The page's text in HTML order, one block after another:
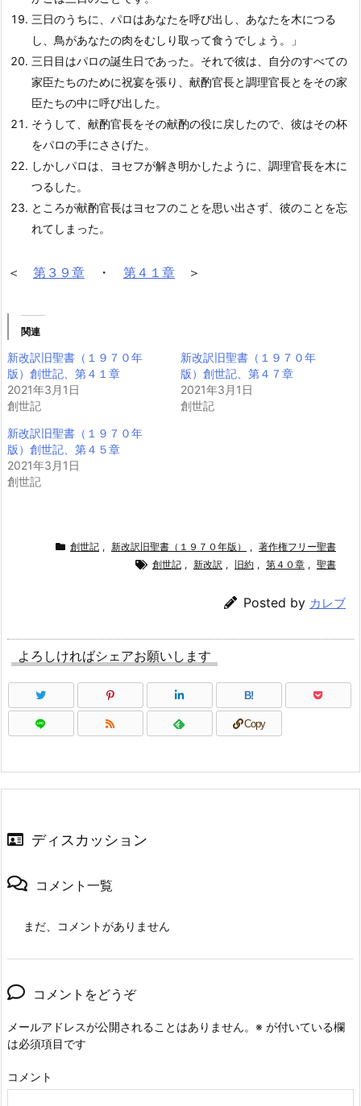
三日のうちに、パロはあなたを呼び出し、あなたを木につる
し、鳥があなたの肉をむしり取って食うでしょう。」
三日目はパロの誕生日であった。それで彼は、自分のすべての
家臣たちのために祝宴を張り、献酌官長と調理官長とをその家
臣たちの中に呼び出した。
そうして、献酌官長をその献酌の役に戻したので、彼はその杯
をパロの手にささげた。
しかしパロは、ヨセフが解き明かしたように、調理官長を木に
つるした。
ところが献酌官長はヨセフのことを思い出さず、彼のことを忘
れてしまった。
＜ 第３９章 ・ 第４１章 ＞
関連
新改訳旧聖書（１９７０年
版）創世記、第４１章
2021年3月1日
創世記
新改訳旧聖書（１９７０年
版）創世記、第４７章
2021年3月1日
創世記
新改訳旧聖書（１９７０年
版）創世記、第４５章
2021年3月1日
創世記
創世記 , 新改訳旧聖書（１９７０年版） , 著作権フリー聖書
創世記 , 新改訳 , 旧約 , 第４０章 , 聖書
Posted by カレブ
よろしければシェアお願いします
B!
Copy
ディスカッション
コメント一覧
まだ、コメントがありません
コメントをどうぞ
メールアドレスが公開されることはありません。 ※ が付いている欄
は必須項目です
コメント